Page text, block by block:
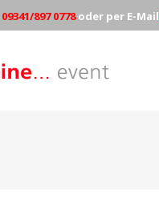
09341/897 0778oder per E-Mail